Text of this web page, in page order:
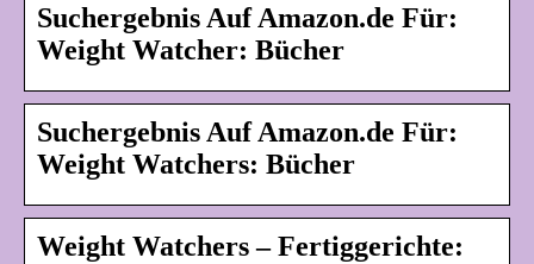
Suchergebnis Auf Amazon.de Für:
Weight Watcher: Bücher
Suchergebnis Auf Amazon.de Für:
Weight Watchers: Bücher
Weight Watchers – Fertiggerichte: